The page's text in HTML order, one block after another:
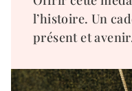
l’histoire. Un
présent et